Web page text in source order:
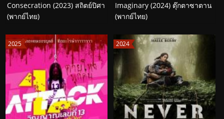
Consecration (2023) สถิตย์ปิศา
(พากย์ไทย)
Imaginary (2024) ตุ๊กตาซาตาน
(พากย์ไทย)
2025 2024